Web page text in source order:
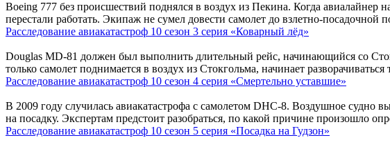
Boeing 777 без происшествий поднялся в воздух из Пекина. Когда
перестали работать. Экипаж не сумел довести самолет до взлетно-посадочной
Расследование авиакатастроф 10 сезон 3 серия «Коварный лёд»
Douglas MD-81 должен был выполнить длительный рейс, начинающийся со
только самолет поднимается в воздух из Стокгольма, начинает
Расследование авиакатастроф 10 сезон 4 серия «Смертельно уставшие»
В 2009 году случилась авиакатастрофа с самолетом DHC-8. Воздушное судно
на посадку. Экспертам предстоит разобраться, по какой причине произошло
Расследование авиакатастроф 10 сезон 5 серия «Посадка на Гудзон»